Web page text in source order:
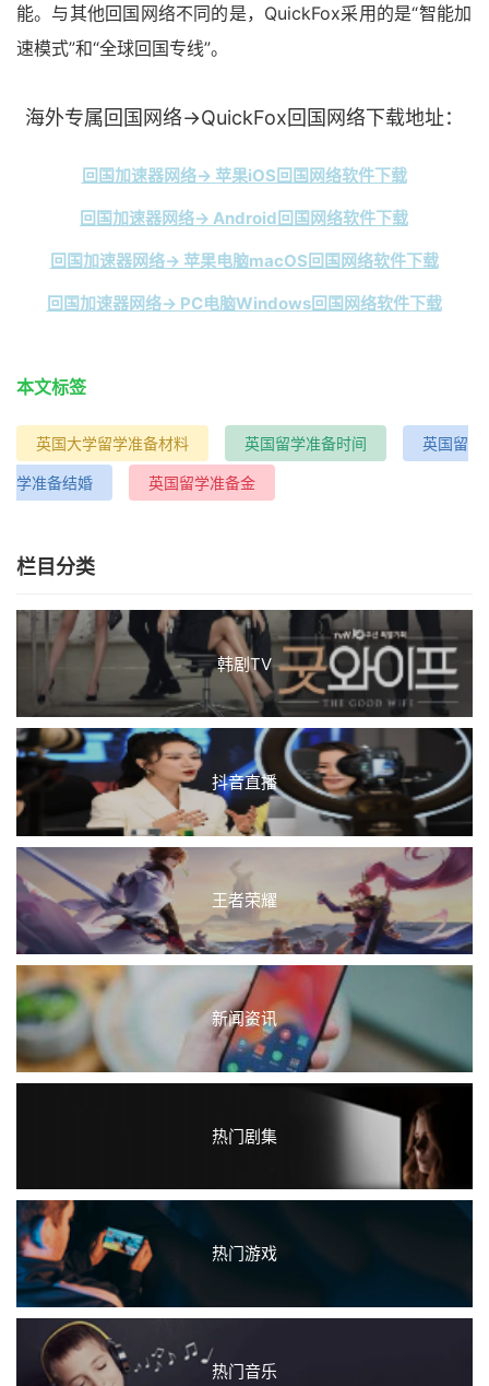
能。与其他回国网络不同的是，QuickFox采用的是“智能加
速模式”和“全球回国专线”。
海外专属回国网络→QuickFox回国网络下载地址：
回国加速器网络→ 苹果iOS回国网络软件下载
回国加速器网络→ Android回国网络软件下载
回国加速器网络→ 苹果电脑macOS回国网络软件下载
回国加速器网络→ PC电脑Windows回国网络软件下载
本文标签
英国大学留学准备材料 英国留学准备时间 英国留
学准备结婚 英国留学准备金
栏目分类
韩剧TV
抖音直播
王者荣耀
新闻资讯
热门剧集
热门游戏
热门音乐